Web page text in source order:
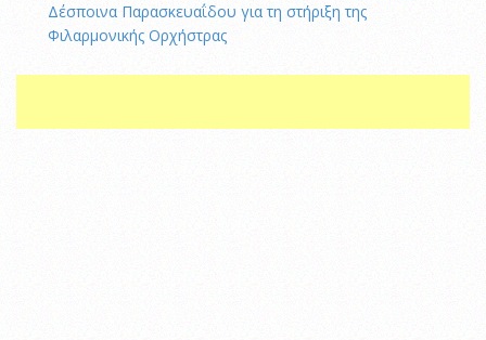
Δέσποινα Παρασκευαΐδου για τη στήριξη της
Φιλαρμονικής Ορχήστρας